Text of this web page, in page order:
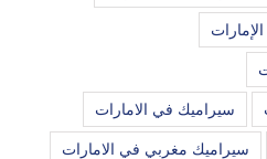
سيراميك في الامارات
سيراميك مغربي في الامارات